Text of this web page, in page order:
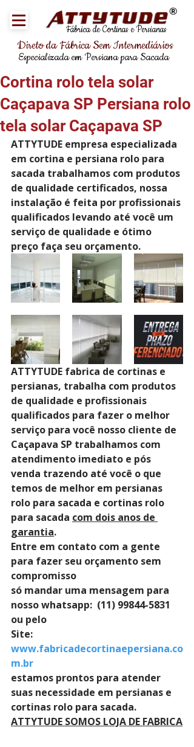
Fábrica de Cortinas e Persianas
®
Direto da Fábrica Sem Intermediários
Especializada em Persiana para Sacada
Cortina rolo tela solar
Caçapava SP Persiana rolo
tela solar Caçapava SP
ATTYTUDE empresa especializada
em cortina e persiana rolo para
sacada trabalhamos com produtos
de qualidade certificados, nossa
instalação é feita por profissionais
qualificados levando até você um
serviço de qualidade e ótimo
preço faça seu orçamento.
ATTYTUDE fabrica de cortinas e
persianas, trabalha com produtos
de qualidade e profissionais
qualificados para fazer o melhor
serviço para você nosso cliente de
Caçapava SP trabalhamos com
atendimento imediato e pós
venda trazendo até você o que
temos de melhor em persianas
rolo para sacada e cortinas rolo
para sacada com dois anos de
garantia.
Entre em contato com a gente
para fazer seu orçamento sem
compromisso
só mandar uma mensagem para
nosso whatsapp:  (11) 99844-5831
ou pelo
Site:
www.fabricadecortinaepersiana.co
m.br
estamos prontos para atender
suas necessidade em persianas e
cortinas rolo para sacada.
ATTYTUDE SOMOS LOJA DE FABRICA